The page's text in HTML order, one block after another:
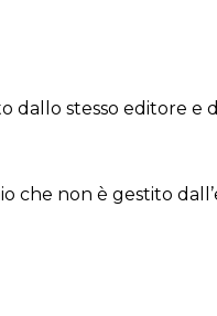
stesso editore e
non è gestito